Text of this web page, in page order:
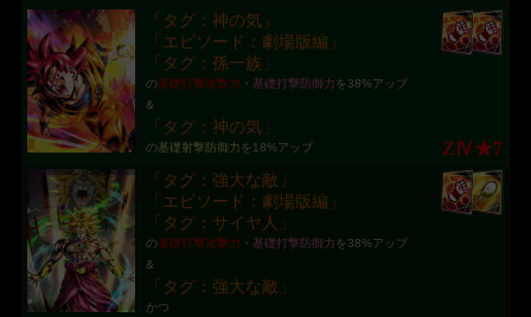
「タグ：神の気」
「エピソード：劇場版編」
「タグ：孫一族」
の基礎打撃攻撃力 ・ 基礎打撃防御力 を38%アップ
&
「タグ：神の気」
の基礎射撃防御力 を18%アップ ZⅣ★7
「タグ：強大な敵」
「エピソード：劇場版編」
「タグ：サイヤ人」
の基礎打撃攻撃力 ・ 基礎打撃防御力 を38%アップ
&
「タグ：強大な敵」
かつ